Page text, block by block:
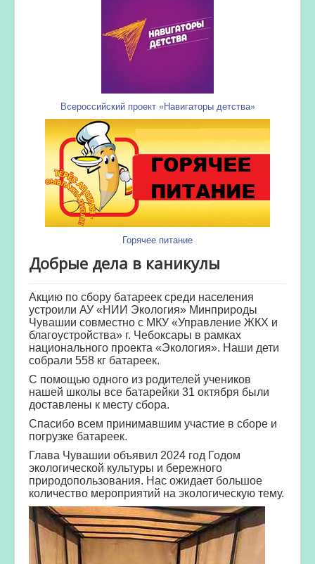
Всероссийский проект «Навигаторы детства»
Горячее питание
Добрые дела в каникулы
Акцию по сбору батареек среди населения
устроили АУ «НИИ Экология» Минприроды
Чувашии совместно с МКУ «Управление ЖКХ и
благоустройства» г. Чебоксары в рамках
национального проекта «Экология». Наши дети
собрали 558 кг батареек.
С помощью одного из родителей учеников
нашей школы все батарейки 31 октября были
доставлены к месту сбора.
Спасибо всем принимавшим участие в сборе и
погрузке батареек.
Глава Чувашии объявил 2024 год Годом
экологической культуры и бережного
природопользования. Нас ожидает большое
количество мероприятий на экологическую тему.